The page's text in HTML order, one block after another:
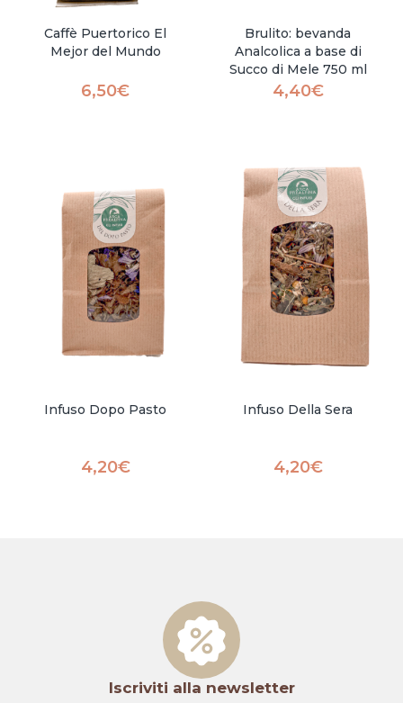
Caffè Puertorico El
Mejor del Mundo
6,50€
Brulito: bevanda
Analcolica a base di
Succo di Mele 750 ml
4,40€
Infuso Dopo Pasto
4,20€
Infuso Della Sera
4,20€
Iscriviti alla newsletter